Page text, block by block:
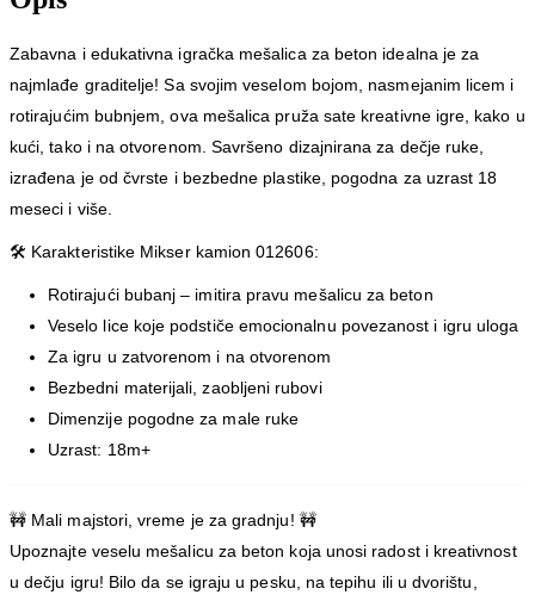
Zabavna i edukativna igračka mešalica za beton idealna je za
najmlađe graditelje! Sa svojim veselom bojom, nasmejanim licem i
rotirajućim bubnjem, ova mešalica pruža sate kreativne igre, kako u
kući, tako i na otvorenom. Savršeno dizajnirana za dečje ruke,
izrađena je od čvrste i bezbedne plastike, pogodna za uzrast 18
meseci i više.
🛠️ Karakteristike Mikser kamion 012606:
Rotirajući bubanj – imitira pravu mešalicu za beton
Veselo lice koje podstiče emocionalnu povezanost i igru uloga
Za igru u zatvorenom i na otvorenom
Bezbedni materijali, zaobljeni rubovi
Dimenzije pogodne za male ruke
Uzrast: 18m+
🚧 Mali majstori, vreme je za gradnju! 🚧
Upoznajte veselu mešalicu za beton koja unosi radost i kreativnost
u dečju igru! Bilo da se igraju u pesku, na tepihu ili u dvorištu,